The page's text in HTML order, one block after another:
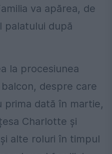
va apărea, de
palatului după
la procesiunea
despre care
dată în martie,
Charlotte și
alte roluri în timpul